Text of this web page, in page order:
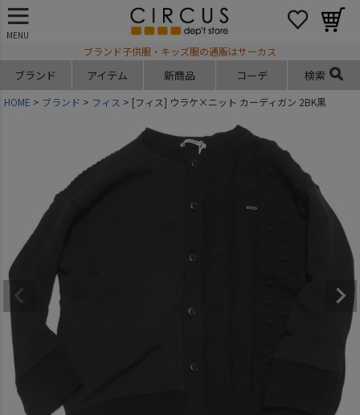
MENU
ブランド子供服・キッズ服の通販はサーカス
ブランド アイテム 新商品 コーデ 検索
HOME ブランド フィス [フィス] ウラケ×ニット カーディガン 2BK黒